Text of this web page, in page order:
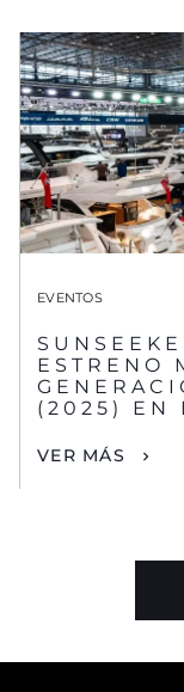
EVENTOS
ESTRENO
(2025) EN
VER MÁS